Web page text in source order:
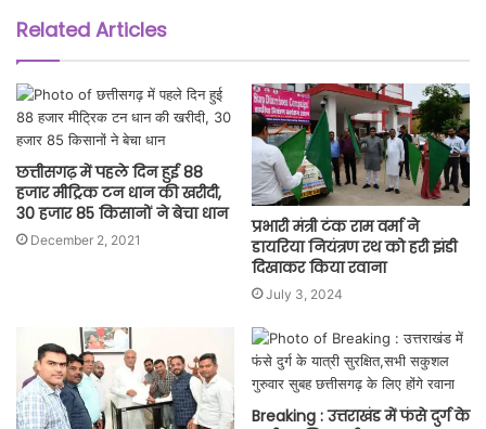
Related Articles
छत्तीसगढ़ में पहले दिन हुई 88
हजार मीट्रिक टन धान की खरीदी,
30 हजार 85 किसानों ने बेचा धान
December 2, 2021
प्रभारी मंत्री टंक राम वर्मा ने
डायरिया नियंत्रण रथ को हरी झंडी
दिखाकर किया रवाना
July 3, 2024
Breaking : उत्तराखंड में फंसे दुर्ग के